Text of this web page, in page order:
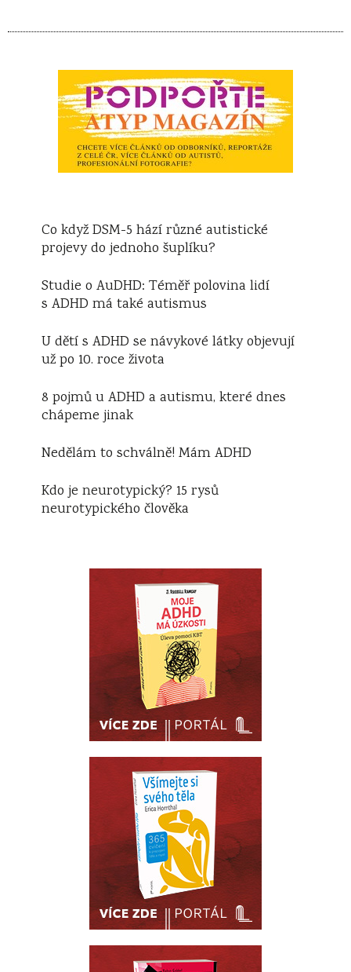
Co když DSM-5 hází různé autistické
projevy do jednoho šuplíku?
Studie o AuDHD: Téměř polovina lidí
s ADHD má také autismus
U dětí s ADHD se návykové látky objevují
už po 10. roce života
8 pojmů u ADHD a autismu, které dnes
chápeme jinak
Nedělám to schválně! Mám ADHD
Kdo je neurotypický? 15 rysů
neurotypického člověka